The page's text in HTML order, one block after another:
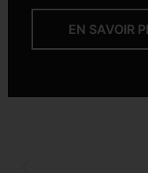
EN SAVOIR